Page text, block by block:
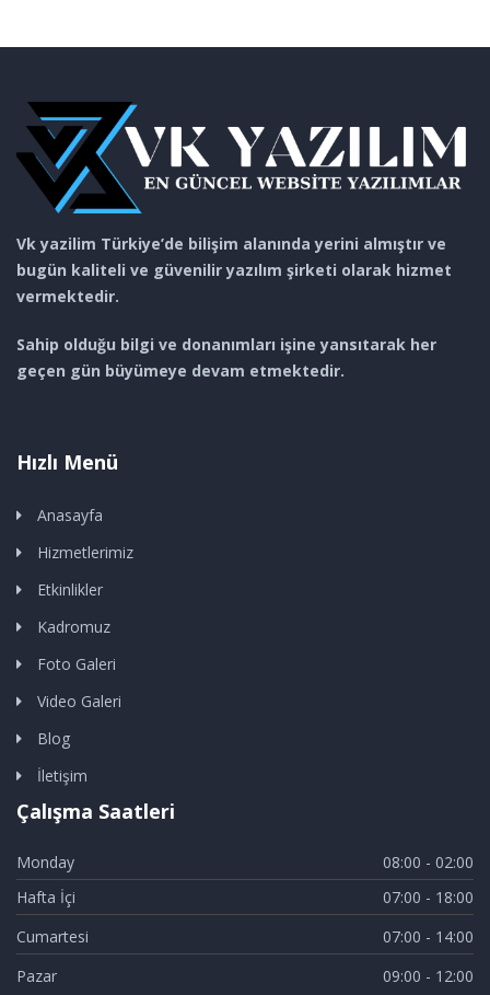
Vk yazilim Türkiye’de bilişim alanında yerini almıştır ve
bugün kaliteli ve güvenilir yazılım şirketi olarak hizmet
vermektedir.
Sahip olduğu bilgi ve donanımları işine yansıtarak her
geçen gün büyümeye devam etmektedir.
Hızlı Menü
Anasayfa
Hizmetlerimiz
Etkinlikler
Kadromuz
Foto Galeri
Video Galeri
Blog
İletişim
Çalışma Saatleri
Monday
08:00 - 02:00
Hafta İçi
07:00 - 18:00
Cumartesi
07:00 - 14:00
Pazar
09:00 - 12:00